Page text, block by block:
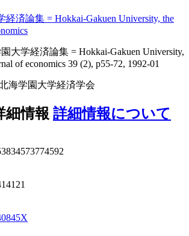
経済論集 = Hokkai-Gakuen University, the
大学経済論集 = Hokkai-Gakuen University,
of economics 39 (2), p55-72, 1992-01
海学園大学経済学会
細情報 詳細情報について